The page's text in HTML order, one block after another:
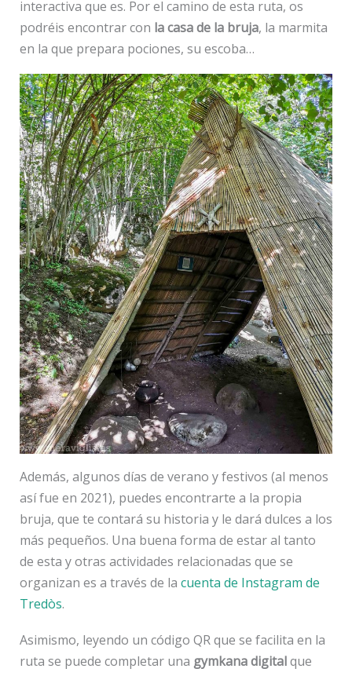
interactiva que es. Por el camino de esta ruta, os
podréis encontrar con la casa de la bruja, la marmita
en la que prepara pociones, su escoba…
Además, algunos días de verano y festivos (al menos
así fue en 2021), puedes encontrarte a la propia
bruja, que te contará su historia y le dará dulces a los
más pequeños. Una buena forma de estar al tanto
de esta y otras actividades relacionadas que se
organizan es a través de la cuenta de Instagram de
Tredòs.
Asimismo, leyendo un código QR que se facilita en la
ruta se puede completar una gymkana digitalque